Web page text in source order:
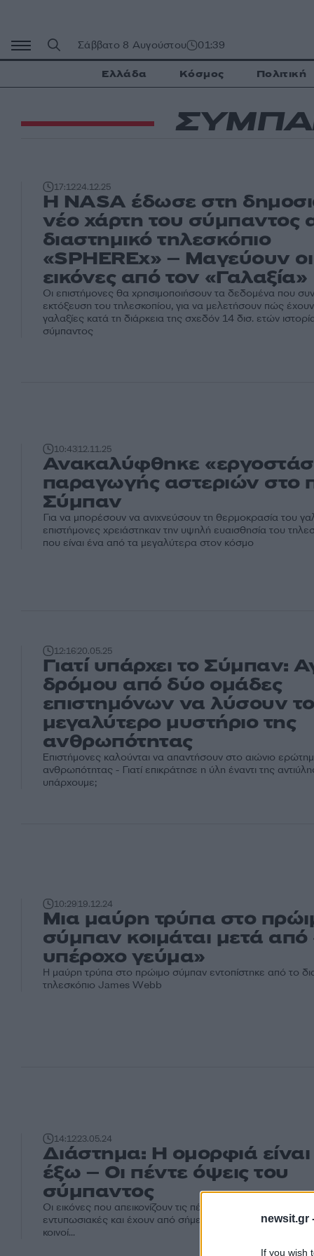
newsit.gr
If you wish
περιεχόμενο
Σάββατο 8 Αυγούστου 01:39
Ελλάδα Κόσμος Πολιτική
17:1224.12.25
Η NASA έδωσε στη
νέο χάρτη του σύμπαντος
διαστημικό τηλεσκόπιο
«SPHEREx» – Μαγεύουν οι
εικόνες από τον «Γαλαξία»
Οι επιστήμονες θα χρησιμοποιήσουν τα δεδομένα που
εκτόξευση του τηλεσκοπίου, για να μελετήσουν πώς έχουν
γαλαξίες κατά τη διάρκεια της σχεδόν 14 δισ. ετών
σύμπαντος
10:4312.11.25
Ανακαλύφθηκε
παραγωγής αστεριών στο
Σύμπαν
Για να μπορέσουν να ανιχνεύσουν τη θερμοκρασία του
επιστήμονες χρειάστηκαν την υψηλή ευαισθησία του
που είναι ένα από τα μεγαλύτερα στον κόσμο
12:1620.05.25
Γιατί υπάρχει το Σύμπαν:
δρόμου από δύο ομάδες
επιστημόνων να λύσουν το
μεγαλύτερο μυστήριο της
ανθρωπότητας
Επιστήμονες καλούνται να απαντήσουν στο αιώνιο
ανθρωπότητας - Γιατί επικράτησε η ύλη έναντι της
υπάρχουμε;
10:2919.12.24
Μια μαύρη τρύπα στο
σύμπαν κοιμάται μετά από
υπέροχο γεύμα»
Η μαύρη τρύπα στο πρώιμο σύμπαν εντοπίστηκε από το
τηλεσκόπιο James Webb
14:1223.05.24
Διάστημα: Η ομορφιά είναι
έξω – Οι πέντε όψεις του
σύμπαντος
Οι εικόνες που απεικονίζουν τις πέντε όψεις του
εντυπωσιακές και έχουν από σήμερα (23.05.2024) τη
κοινοί...